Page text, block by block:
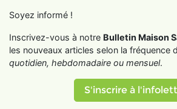
Soyez informé !
Inscrivez-vous à notre Bulletin Maison
les nouveaux articles selon la fréquence
quotidien, hebdomadaire ou mensuel.
S'inscrire à